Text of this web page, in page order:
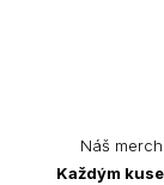
Náš
Každým